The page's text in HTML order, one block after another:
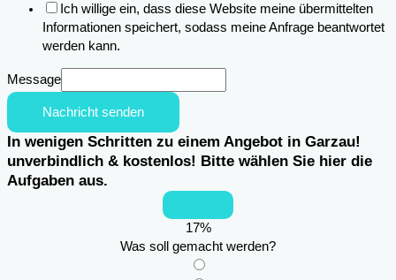
Ich willige ein, dass diese Website meine übermittelten
Informationen speichert, sodass meine Anfrage beantwortet
werden kann.
Message
Nachricht senden
In wenigen Schritten zu einem Angebot in Garzau!
unverbindlich & kostenlos! Bitte wählen Sie hier die
Aufgaben aus.
17%
Was soll gemacht werden?